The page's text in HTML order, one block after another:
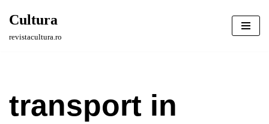
Sari
Cultura
revistacultura.ro
transport in